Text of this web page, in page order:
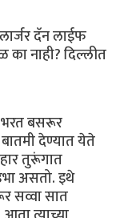
दॅन लाईफ
नाही? दिल्लीत
भरत बसरूर
देण्यात येते
तुरूंगात
असतो. इथे
सव्वा सात